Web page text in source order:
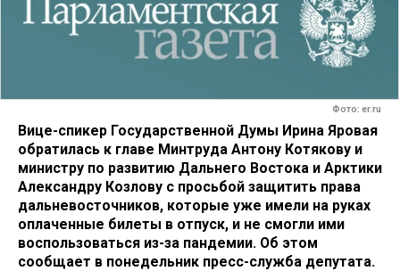
Фото: er.ru
Вице-спикер Государственной Думы Ирина Яровая
обратилась к главе Минтруда Антону Котякову и
министру по развитию Дальнего Востока и Арктики
Александру Козлову с просьбой защитить права
дальневосточников, которые уже имели на руках
оплаченные билеты в отпуск, и не смогли ими
воспользоваться из-за пандемии. Об этом
сообщает в понедельник пресс-служба депутата.